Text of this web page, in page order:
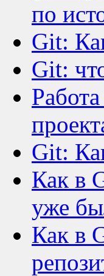
по
Git:
Git:
Git:
Как в
уже
Как в